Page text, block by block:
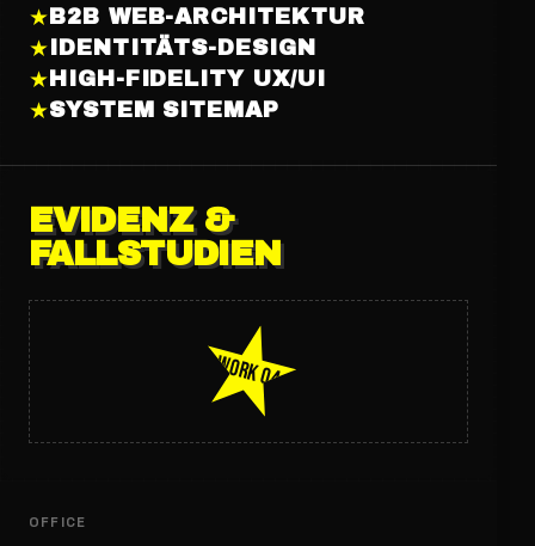
★ B2B WEB-ARCHITEKTUR
★ IDENTITÄTS-DESIGN
★ HIGH-FIDELITY UX/UI
★SYSTEM SITEMAP
EVIDENZ &
FALLSTUDIEN
WORK 04
OFFICE